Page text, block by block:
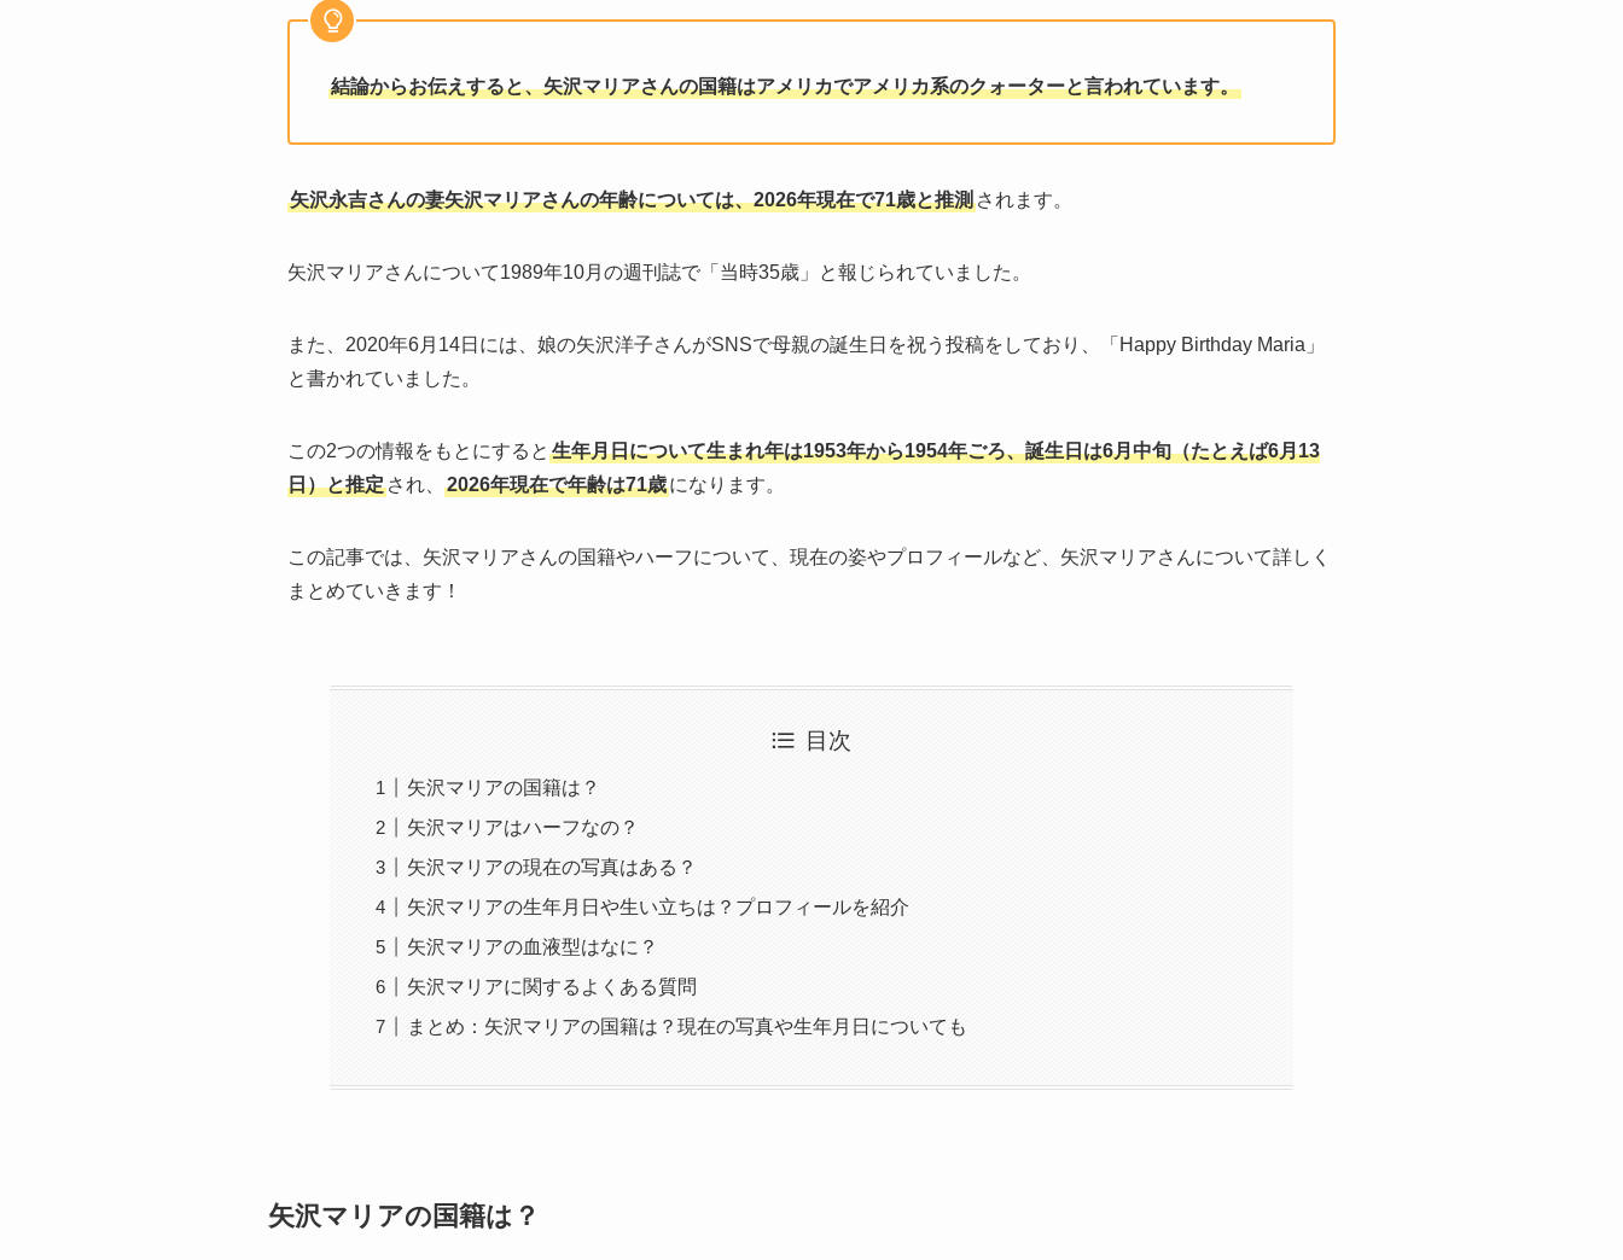
結論からお伝えすると、矢沢マリアさんの国籍はアメリカでアメリカ系のクォーターと言われています。
矢沢永吉さんの妻矢沢マリアさんの年齢については、2026年現在で71歳と推測 されます。
矢沢マリアさんについて1989年10月の週刊誌で「当時35歳」と報じられていました。
また、2020年6月14日には、娘の矢沢洋子さんがSNSで母親の誕生日を祝う投稿をしており、「Happy Birthday Maria」
と書かれていました。
この2つの情報をもとにすると 生年月日について生まれ年は1953年から1954年ごろ、誕生日は6月中旬（たとえば6月13
日）と推定 され、 2026年現在で年齢は71歳になります。
この記事では、矢沢マリアさんの国籍やハーフについて、現在の姿やプロフィールなど、矢沢マリアさんについて詳しく
まとめていきます！
目次
矢沢マリアの国籍は？
矢沢マリアはハーフなの？
矢沢マリアの現在の写真はある？
矢沢マリアの生年月日や生い立ちは？プロフィールを紹介
矢沢マリアの血液型はなに？
矢沢マリアに関するよくある質問
まとめ：矢沢マリアの国籍は？現在の写真や生年月日についても
矢沢マリアの国籍は？